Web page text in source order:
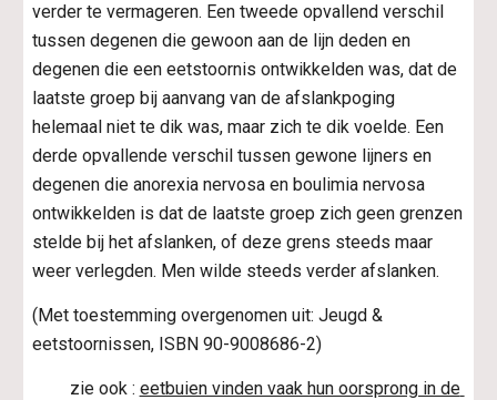
verder te vermageren. Een tweede opvallend verschil
tussen degenen die gewoon aan de lijn deden en
degenen die een eetstoornis ontwikkelden was, dat de
laatste groep bij aanvang van de afslankpoging
helemaal niet te dik was, maar zich te dik voelde. Een
derde opvallende verschil tussen gewone lijners en
degenen die anorexia nervosa en boulimia nervosa
ontwikkelden is dat de laatste groep zich geen grenzen
stelde bij het afslanken, of deze grens steeds maar
weer verlegden. Men wilde steeds verder afslanken.
(Met toestemming overgenomen uit: Jeugd &
eetstoornissen, ISBN 90-9008686-2)
zie ook : eetbuien vinden vaak hun oorsprong in de